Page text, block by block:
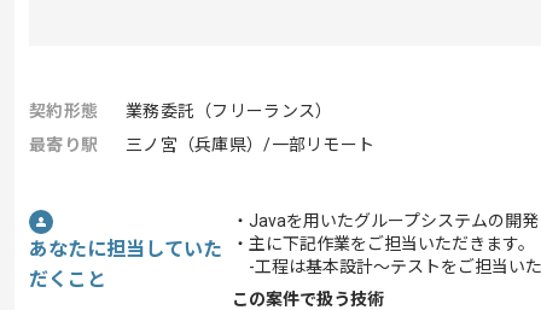
契約形態
業務委託（フリーランス）
最寄り駅
三ノ宮（兵庫県）/一部リモート
あなたに担当していた
だくこと
・Javaを用いたグループシステムの開
・主に下記作業をご担当いただきます。
-工程は基本設計～テストをご担当い
この案件で扱う技術